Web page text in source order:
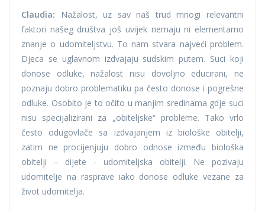
Claudia: Nažalost, uz sav naš trud mnogi relevantni
faktori našeg društva još uvijek nemaju ni elementarno
znanje o udomiteljstvu. To nam stvara najveći problem.
Djeca se uglavnom izdvajaju sudskim putem. Suci koji
donose odluke, nažalost nisu dovoljno educirani, ne
poznaju dobro problematiku pa često donose i pogrešne
odluke. Osobito je to očito u manjim sredinama gdje suci
nisu specijalizirani za „obiteljske“ probleme. Tako vrlo
često odugovlače sa izdvajanjem iz biološke obitelji,
zatim ne procijenjuju dobro odnose između biološka
obitelji – dijete - udomiteljska obitelji. Ne pozivaju
udomitelje na rasprave iako donose odluke vezane za
život udomitelja.